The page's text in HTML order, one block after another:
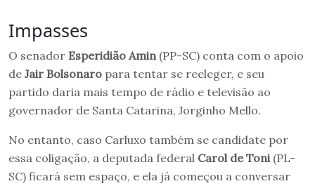
Impasses
O senador Esperidião Amin (PP-SC) conta com o apoio
de Jair Bolsonaro para tentar se reeleger, e seu
partido daria mais tempo de rádio e televisão ao
governador de Santa Catarina, Jorginho Mello.
No entanto, caso Carluxo também se candidate por
essa coligação, a deputada federal Carol de Toni (PL-
SC) ficará sem espaço, e ela já começou a conversar